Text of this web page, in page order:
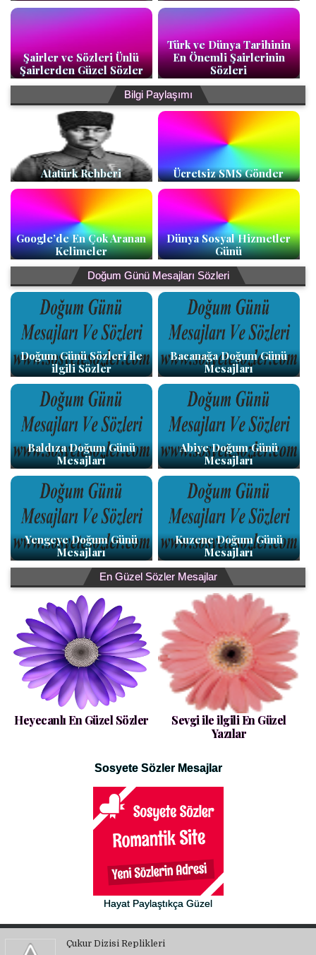
Şairler ve Sözleri Ünlü
Şairlerden Güzel Sözler
Türk ve Dünya Tarihinin
En Önemli Şairlerinin
Sözleri
Bilgi Paylaşımı
Atatürk Rehberi Ücretsiz SMS Gönder
Google’de En Çok Aranan
Kelimeler
Dünya Sosyal Hizmetler
Günü
Doğum Günü Mesajları Sözleri
Doğum Günü Sözleri ile
ilgili Sözler
Bacanağa Doğum Günü
Mesajları
Baldıza Doğum Günü
Mesajları
Abiye Doğum Günü
Mesajları
Yengeye Doğum Günü
Mesajları
Kuzene Doğum Günü
Mesajları
En Güzel Sözler Mesajlar
Heyecanlı En Güzel Sözler
Sevgi ile ilgili En Güzel
Yazılar
Sosyete Sözler Mesajlar
Hayat Paylaştıkça Güzel
Çukur Dizisi Replikleri